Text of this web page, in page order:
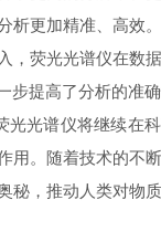
析更加精准、高效
，荧光光谱仪在数
步提高了分析的准确
光谱仪将继续在科
用。随着技术的不
秘，推动人类对物